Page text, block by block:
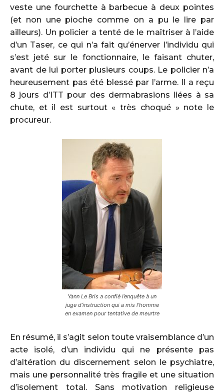
veste une fourchette à barbecue à deux pointes
(et non une pioche comme on a pu le lire par
ailleurs). Un policier a tenté de le maîtriser à l’aide
d’un Taser, ce qui n’a fait qu’énerver l’individu qui
s’est jeté sur le fonctionnaire, le faisant chuter,
avant de lui porter plusieurs coups. Le policier n’a
heureusement pas été blessé par l’arme. Il a reçu
8 jours d’ITT pour des dermabrasions liées à sa
chute, et il est surtout « très choqué » note le
procureur.
Yann Le Bris a confié l’enquête à un
juge d’instruction qui a mis l’homme
en examen pour tentative de meurtre
En résumé, il s’agit selon toute vraisemblance d’un
acte isolé, d’un individu qui ne présente pas
d’altération du discernement selon le psychiatre,
mais une personnalité très fragile et une situation
d’isolement total. Sans motivation religieuse